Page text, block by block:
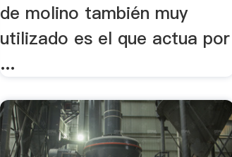
de molino también muy
utilizado es el que actua por
...